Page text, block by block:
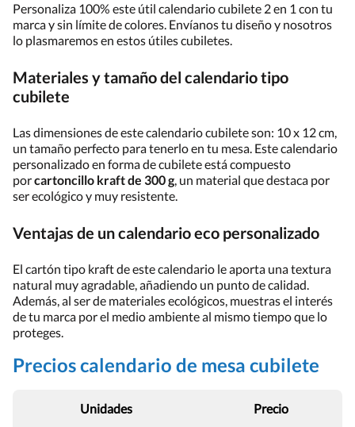
Personaliza 100% este útil calendario cubilete 2 en 1 con tu
marca y sin límite de colores. Envíanos tu diseño y nosotros
lo plasmaremos en estos útiles cubiletes.
Materiales y tamaño del calendario tipo
cubilete
Las dimensiones de este calendario cubilete son: 10 x 12 cm,
un tamaño perfecto para tenerlo en tu mesa. Este calendario
personalizado en forma de cubilete está compuesto
porcartoncillo kraft de 300 g, un material que destaca por
ser ecológico y muy resistente.
Ventajas de un calendario eco personalizado
El cartón tipo kraft de este calendario le aporta una textura
natural muy agradable, añadiendo un punto de calidad.
Además, al ser de materiales ecológicos, muestras el interés
de tu marca por el medio ambiente al mismo tiempo que lo
proteges.
Precios calendario de mesa cubilete
Unidades Precio